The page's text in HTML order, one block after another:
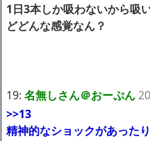
1日3本しか吸わないから吸
どどんな感覚なん？
19: 名無しさん＠おーぷん
>>13
精神的なショックがあった